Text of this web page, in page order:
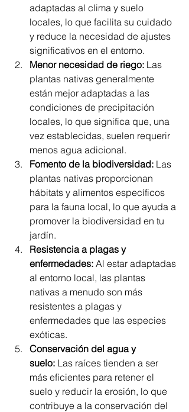
adaptadas al clima y suelo
locales, lo que facilita su cuidado
y reduce la necesidad de ajustes
significativos en el entorno.
Menor necesidad de riego: Las
plantas nativas generalmente
están mejor adaptadas a las
condiciones de precipitación
locales, lo que significa que, una
vez establecidas, suelen requerir
menos agua adicional.
Fomento de la biodiversidad: Las
plantas nativas proporcionan
hábitats y alimentos específicos
para la fauna local, lo que ayuda a
promover la biodiversidad en tu
jardín.
Resistencia a plagas y
enfermedades: Al estar adaptadas
al entorno local, las plantas
nativas a menudo son más
resistentes a plagas y
enfermedades que las especies
exóticas.
Conservación del agua y
suelo: Las raíces tienden a ser
más eficientes para retener el
suelo y reducir la erosión, lo que
contribuye a la conservación del